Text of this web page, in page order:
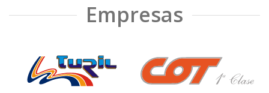
Empresas
❮ ❯